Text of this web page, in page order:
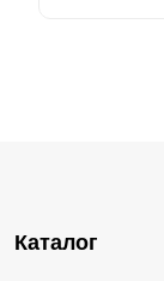
Каталог